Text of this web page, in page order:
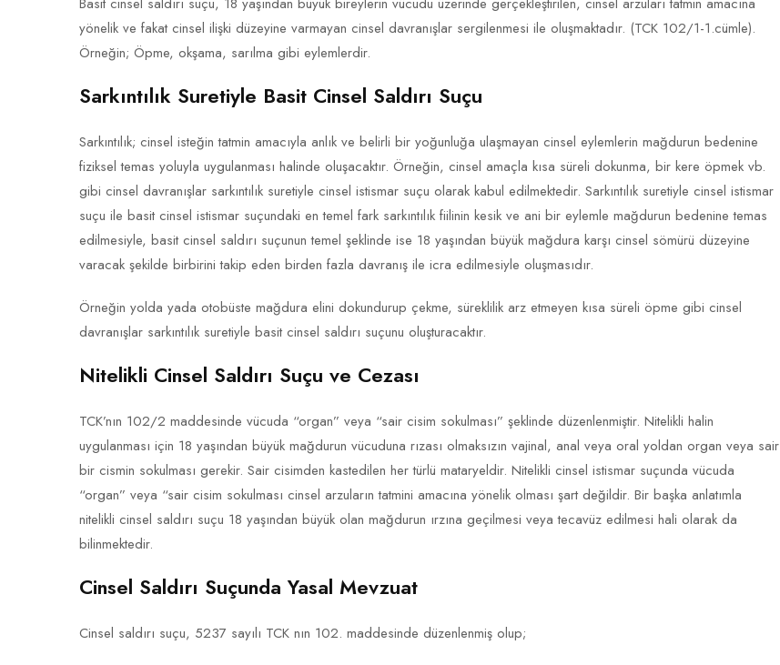
yönelik ve fakat cinsel ilişki düzeyine varmayan cinsel davranışlar sergilenmesi ile oluşmaktadır. (TCK 102/1-1.cümle).
Örneğin; Öpme, okşama, sarılma gibi eylemlerdir.
Sarkıntılık Suretiyle Basit Cinsel Saldırı Suçu
Sarkıntılık; cinsel isteğin tatmin amacıyla anlık ve belirli bir yoğunluğa ulaşmayan cinsel eylemlerin mağdurun bedenine
fiziksel temas yoluyla uygulanması halinde oluşacaktır. Örneğin, cinsel amaçla kısa süreli dokunma, bir kere öpmek vb.
gibi cinsel davranışlar sarkıntılık suretiyle cinsel istismar suçu olarak kabul edilmektedir. Sarkıntılık suretiyle cinsel istismar
suçu ile basit cinsel istismar suçundaki en temel fark sarkıntılık fiilinin kesik ve ani bir eylemle mağdurun bedenine temas
edilmesiyle, basit cinsel saldırı suçunun temel şeklinde ise 18 yaşından büyük mağdura karşı cinsel sömürü düzeyine
varacak şekilde birbirini takip eden birden fazla davranış ile icra edilmesiyle oluşmasıdır.
Örneğin yolda yada otobüste mağdura elini dokundurup çekme, süreklilik arz etmeyen kısa süreli öpme gibi cinsel
davranışlar sarkıntılık suretiyle basit cinsel saldırı suçunu oluşturacaktır.
Nitelikli Cinsel Saldırı Suçu ve Cezası
TCK’nın 102/2 maddesinde vücuda “organ” veya “sair cisim sokulması” şeklinde düzenlenmiştir. Nitelikli halin
uygulanması için 18 yaşından büyük mağdurun vücuduna rızası olmaksızın vajinal, anal veya oral yoldan organ veya sair
bir cismin sokulması gerekir. Sair cisimden kastedilen her türlü mataryeldir. Nitelikli cinsel istismar suçunda vücuda
“organ” veya “sair cisim sokulması cinsel arzuların tatmini amacına yönelik olması şart değildir. Bir başka anlatımla
nitelikli cinsel saldırı suçu 18 yaşından büyük olan mağdurun ırzına geçilmesi veya tecavüz edilmesi hali olarak da
bilinmektedir.
Cinsel Saldırı Suçunda Yasal Mevzuat
Cinsel saldırı suçu, 5237 sayılı TCK nın 102. maddesinde düzenlenmiş olup;